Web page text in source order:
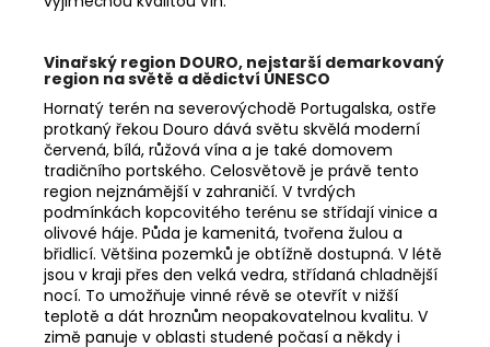
Vinařský region DOURO, nejstarší demarkovaný
region na světě a dědictví UNESCO
Hornatý terén na severovýchodě Portugalska, ostře
protkaný řekou Douro dává světu skvělá moderní
červená, bílá, růžová vína a je také domovem
tradičního portského. Celosvětově je právě tento
region nejznámější v zahraničí. V tvrdých
podmínkách kopcovitého terénu se střídají vinice a
olivové háje. Půda je kamenitá, tvořena žulou a
břidlicí. Většina pozemků je obtížně dostupná. V létě
jsou v kraji přes den velká vedra, střídaná chladnější
nocí. To umožňuje vinné révě se otevřít v nižší
teplotě a dát hroznům neopakovatelnou kvalitu. V
zimě panuje v oblasti studené počasí a někdy i